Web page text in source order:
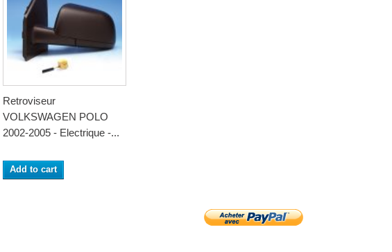
Retroviseur
VOLKSWAGEN POLO
2002-2005 - Electrique -...
Add to cart